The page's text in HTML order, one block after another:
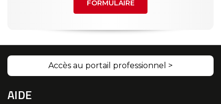
FORMULAIRE
Accès au portail professionnel >
AIDE